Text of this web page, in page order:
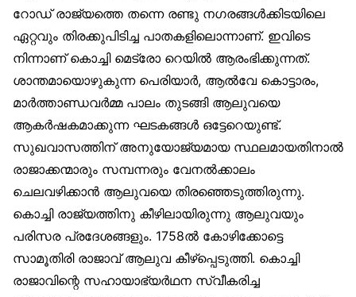
റോഡ് രാജ്യത്തെ തന്നെ രണ്ടു നഗരങ്ങൾക്കിടയിലെ
ഏറ്റവും തിരക്കുപിടിച്ച പാതകളിലൊന്നാണ്. ഇവിടെ
നിന്നാണ് കൊച്ചി മെട്രോ റെയിൽ ആരംഭിക്കുന്നത്.
ശാന്തമായൊഴുകുന്ന പെരിയാർ, ആൽവേ കൊട്ടാരം,
മാർത്താണ്ഡവർമ്മ പാലം തുടങ്ങി ആലുവയെ
ആകർഷകമാക്കുന്ന ഘടകങ്ങൾ ഒട്ടേറെയുണ്ട്.
സുഖവാസത്തിന് അനുയോജ്യമായ സ്ഥലമായതിനാൽ
രാജാക്കന്മാരും സമ്പന്നരും വേനൽക്കാലം
ചെലവഴിക്കാൻ ആലുവയെ തിരഞ്ഞെടുത്തിരുന്നു.
കൊച്ചി രാജ്യത്തിനു കീഴിലായിരുന്നു ആലുവയും
പരിസര പ്രദേശങ്ങളും. 1758ൽ കോഴിക്കോട്ടെ
സാമൂതിരി രാജാവ് ആലുവ കീഴ്‌പ്പെടുത്തി. കൊച്ചി
രാജാവിന്റെ സഹായാഭ്യർഥന സ്വീകരിച്ച